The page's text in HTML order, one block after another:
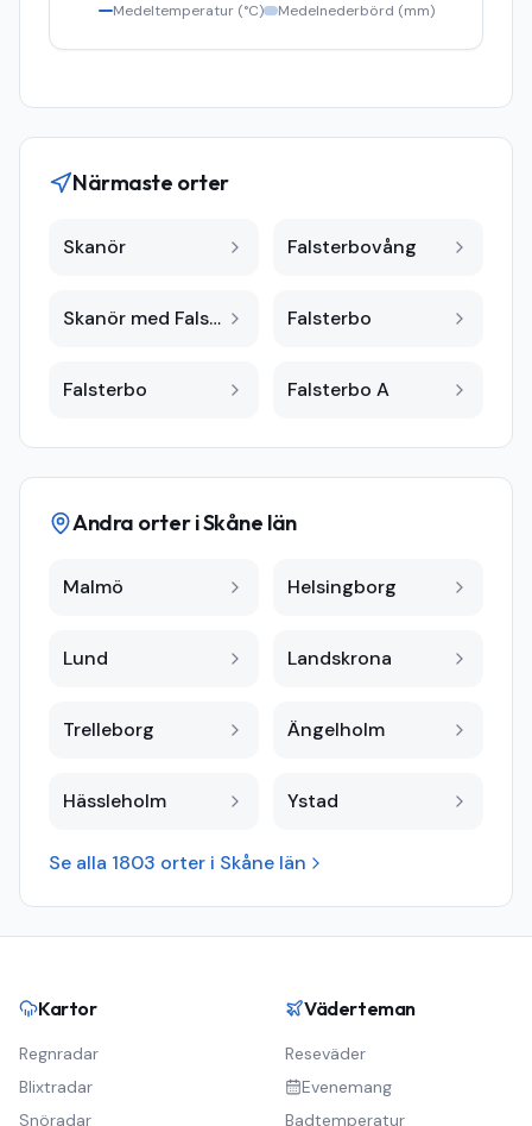
Medeltemperatur (°C) Medelnederbörd (mm)
Närmaste orter
Skanör Falsterbovång
Skanör med Falsterbo Falsterbo
Falsterbo Falsterbo A
Andra orter iSkåne län
Malmö Helsingborg
Lund Landskrona
Trelleborg Ängelholm
Hässleholm Ystad
Se alla 1803 orter i Skåne län
Kartor
Regnradar
Blixtradar
Snöradar
Väderteman
Reseväder
Evenemang
Badtemperatur